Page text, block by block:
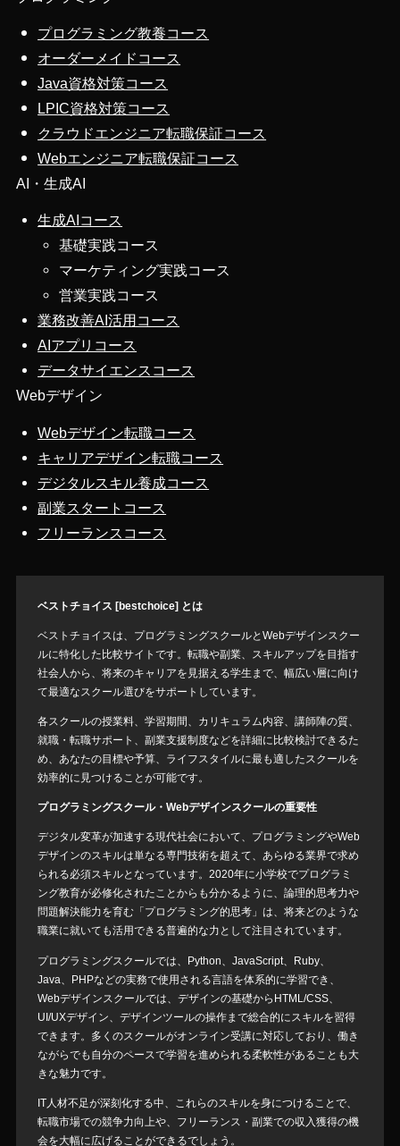
プログラミング教養コース
オーダーメイドコース
Java資格対策コース
LPIC資格対策コース
クラウドエンジニア転職保証コース
Webエンジニア転職保証コース
AI・生成AI
生成AIコース
基礎実践コース
マーケティング実践コース
営業実践コース
業務改善AI活用コース
AIアプリコース
データサイエンスコース
Webデザイン
Webデザイン転職コース
キャリアデザイン転職コース
デジタルスキル養成コース
副業スタートコース
フリーランスコース
ベストチョイス [bestchoice] とは
ベストチョイスは、プログラミングスクールとWebデザインスクー
ルに特化した比較サイトです。転職や副業、スキルアップを目指す
社会人から、将来のキャリアを見据える学生まで、幅広い層に向け
て最適なスクール選びをサポートしています。
各スクールの授業料、学習期間、カリキュラム内容、講師陣の質、
就職・転職サポート、副業支援制度などを詳細に比較検討できるた
め、あなたの目標や予算、ライフスタイルに最も適したスクールを
効率的に見つけることが可能です。
プログラミングスクール・Webデザインスクールの重要性
デジタル変革が加速する現代社会において、プログラミングやWeb
デザインのスキルは単なる専門技術を超えて、あらゆる業界で求め
られる必須スキルとなっています。2020年に小学校でプログラミ
ング教育が必修化されたことからも分かるように、論理的思考力や
問題解決能力を育む「プログラミング的思考」は、将来どのような
職業に就いても活用できる普遍的な力として注目されています。
プログラミングスクールでは、Python、JavaScript、Ruby、
Java、PHPなどの実務で使用される言語を体系的に学習でき、
Webデザインスクールでは、デザインの基礎からHTML/CSS、
UI/UXデザイン、デザインツールの操作まで総合的にスキルを習得
できます。多くのスクールがオンライン受講に対応しており、働き
ながらでも自分のペースで学習を進められる柔軟性があることも大
きな魅力です。
IT人材不足が深刻化する中、これらのスキルを身につけることで、
転職市場での競争力向上や、フリーランス・副業での収入獲得の機
会を大幅に広げることができるでしょう。